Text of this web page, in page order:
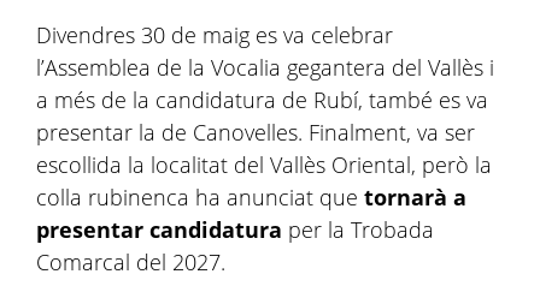
Divendres 30 de maig es va celebrar
l’Assemblea de la Vocalia gegantera del Vallès i
a més de la candidatura de Rubí, també es va
presentar la de Canovelles. Finalment, va ser
escollida la localitat del Vallès Oriental, però la
colla rubinenca ha anunciat que tornarà a
presentar candidatura per la Trobada
Comarcal del 2027.